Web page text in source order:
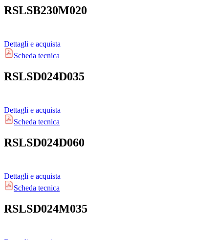
RSLSB230M020
Dettagli e acquista
Scheda tecnica
RSLSD024D035
Dettagli e acquista
Scheda tecnica
RSLSD024D060
Dettagli e acquista
Scheda tecnica
RSLSD024M035